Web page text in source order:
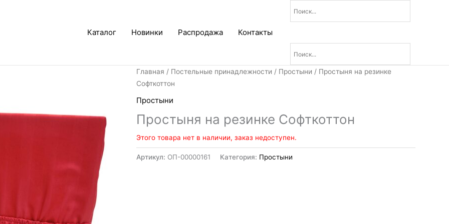
Каталог Новинки Распродажа Контакты
Главная / Постельные принадлежности / Простыни / Простыня на резинке
Софткоттон
Простыни
Простыня на резинке Софткоттон
Этого товара нет в наличии, заказ недоступен.
Артикул: ОП-00000161 Категория: Простыни